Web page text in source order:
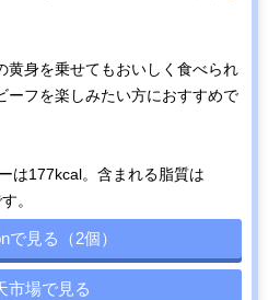
黄身を乗せてもおいしく食べられ
ーフを楽しみたい方におすすめで
は177kcal。含まれる脂質は
。
で見る（2個）
市場で見る